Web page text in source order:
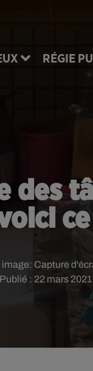
RÉGIE
des
Publié : 22 mars
Capture